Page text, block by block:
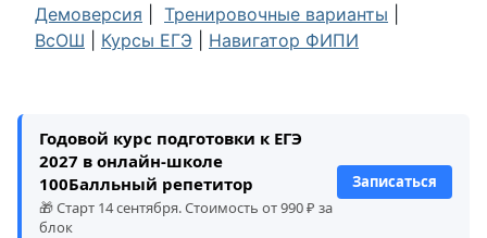
Демоверсия
Тренировочные варианты
ВсОШ
Курсы ЕГЭ Навигатор ФИПИ
Годовой курс подготовки к ЕГЭ
2027 в онлайн-школе
100Балльный репетитор
🎁 Старт 14 сентября. Стоимость от 990 ₽ за
блок
Записаться